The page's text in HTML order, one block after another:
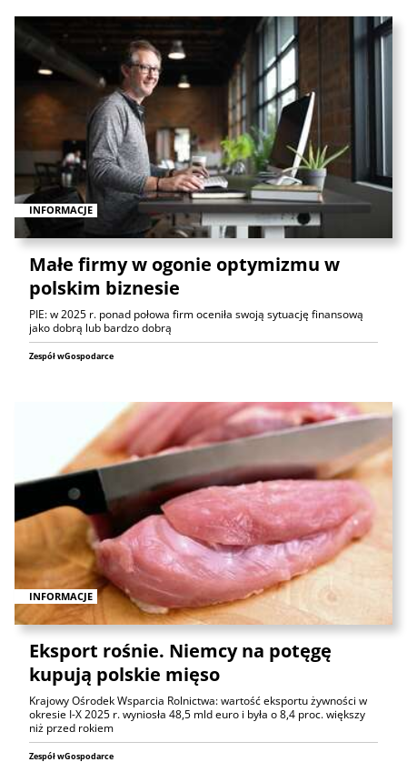
INFORMACJE
Małe firmy w ogonie optymizmu w
polskim biznesie
PIE: w 2025 r. ponad połowa firm oceniła swoją sytuację finansową
jako dobrą lub bardzo dobrą
Zespół wGospodarce
INFORMACJE
Eksport rośnie. Niemcy na potęgę
kupują polskie mięso
Krajowy Ośrodek Wsparcia Rolnictwa: wartość eksportu żywności w
okresie I-X 2025 r. wyniosła 48,5 mld euro i była o 8,4 proc. większy
niż przed rokiem
Zespół wGospodarce